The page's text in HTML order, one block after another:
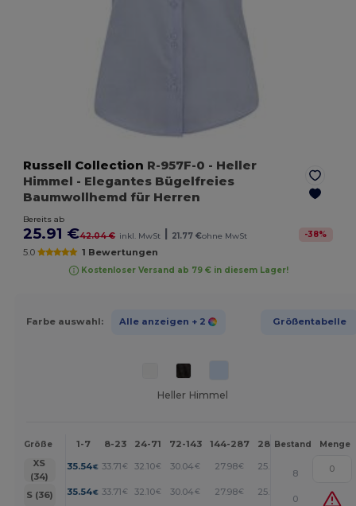
Russell Collection R-957F-0 - Heller
Himmel - Elegantes Bügelfreies
Baumwollhemd für Herren
Bereits ab
25.91 €42.04 € inkl. MwSt | 21.77 €ohne MwSt -38%
5.0 1 Bewertungen
Kostenloser Versand ab 79 € in diesem Lager!
Farbe auswahl: Alle anzeigen + 2 Größentabelle
Heller Himmel
Größe 1-7 8-23 24-71 72-143 144-287 288 + Mehr
Bestand Menge
XS
(34)
35.54€ 33.71 € 32.10€ 30.04 € 27.98€ 25.91
8
S (36)
35.54€ 33.71 € 32.10€ 30.04 € 27.98€ 25.91
0